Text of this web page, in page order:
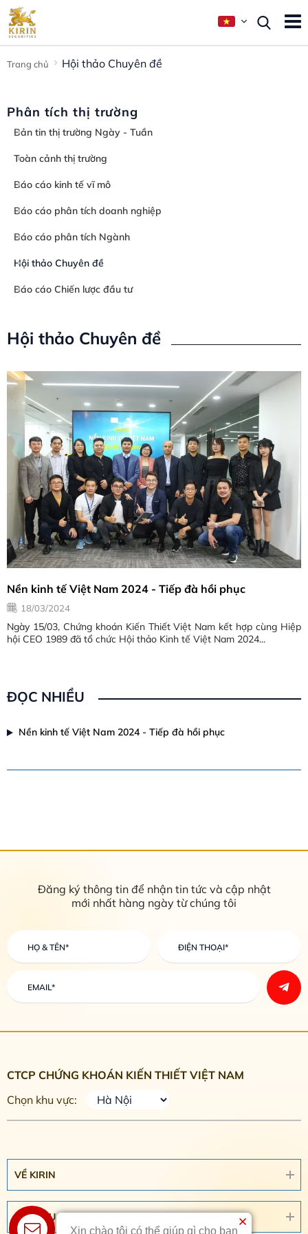
Trang chủ Hội thảo Chuyên đề
Hội thảo Chuyên đề
Nền kinh tế Việt Nam 2024 - Tiếp đà hồi phục
18/03/2024
Ngày 15/03, Chứng khoán Kiến Thiết Việt Nam kết hợp cùng Hiệp
hội CEO 1989 đã tổ chức Hội thảo Kinh tế Việt Nam 2024...
ĐỌC NHIỀU
Nền kinh tế Việt Nam 2024 - Tiếp đà hồi phục
Phân tích thị trường
Bản tin thị trường Ngày - Tuần
Toàn cảnh thị trường
Báo cáo kinh tế vĩ mô
Báo cáo phân tích doanh nghiệp
Báo cáo phân tích Ngành
Hội thảo Chuyên đề
Báo cáo Chiến lược đầu tư
Đăng ký thông tin để nhận tin tức và cập nhật
mới nhất hàng ngày từ chúng tôi
CTCP CHỨNG KHOÁN KIẾN THIẾT VIỆT NAM
Chọn khu vực:
VỀ KIRIN
DỊCH VỤ
Xin chào tôi có thể giúp gì cho bạn